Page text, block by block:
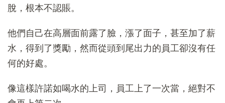
脫，根本不認賬。
他們自己在高層面前露了臉，漲了面子，甚至加了薪
水，得到了獎勵，然而從頭到尾出力的員工卻沒有任
何的好處。
像這樣許諾如喝水的上司，員工上了一次當，絕對不